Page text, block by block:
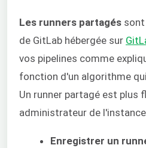
Les runners partagés sont
de GitLab hébergée sur
vos pipelines comme
fonction d'un algorithme
Un runner partagé est plus
administrateur de
Enregistrer un